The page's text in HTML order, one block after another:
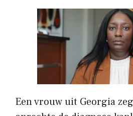
Een vrouw uit Georgia